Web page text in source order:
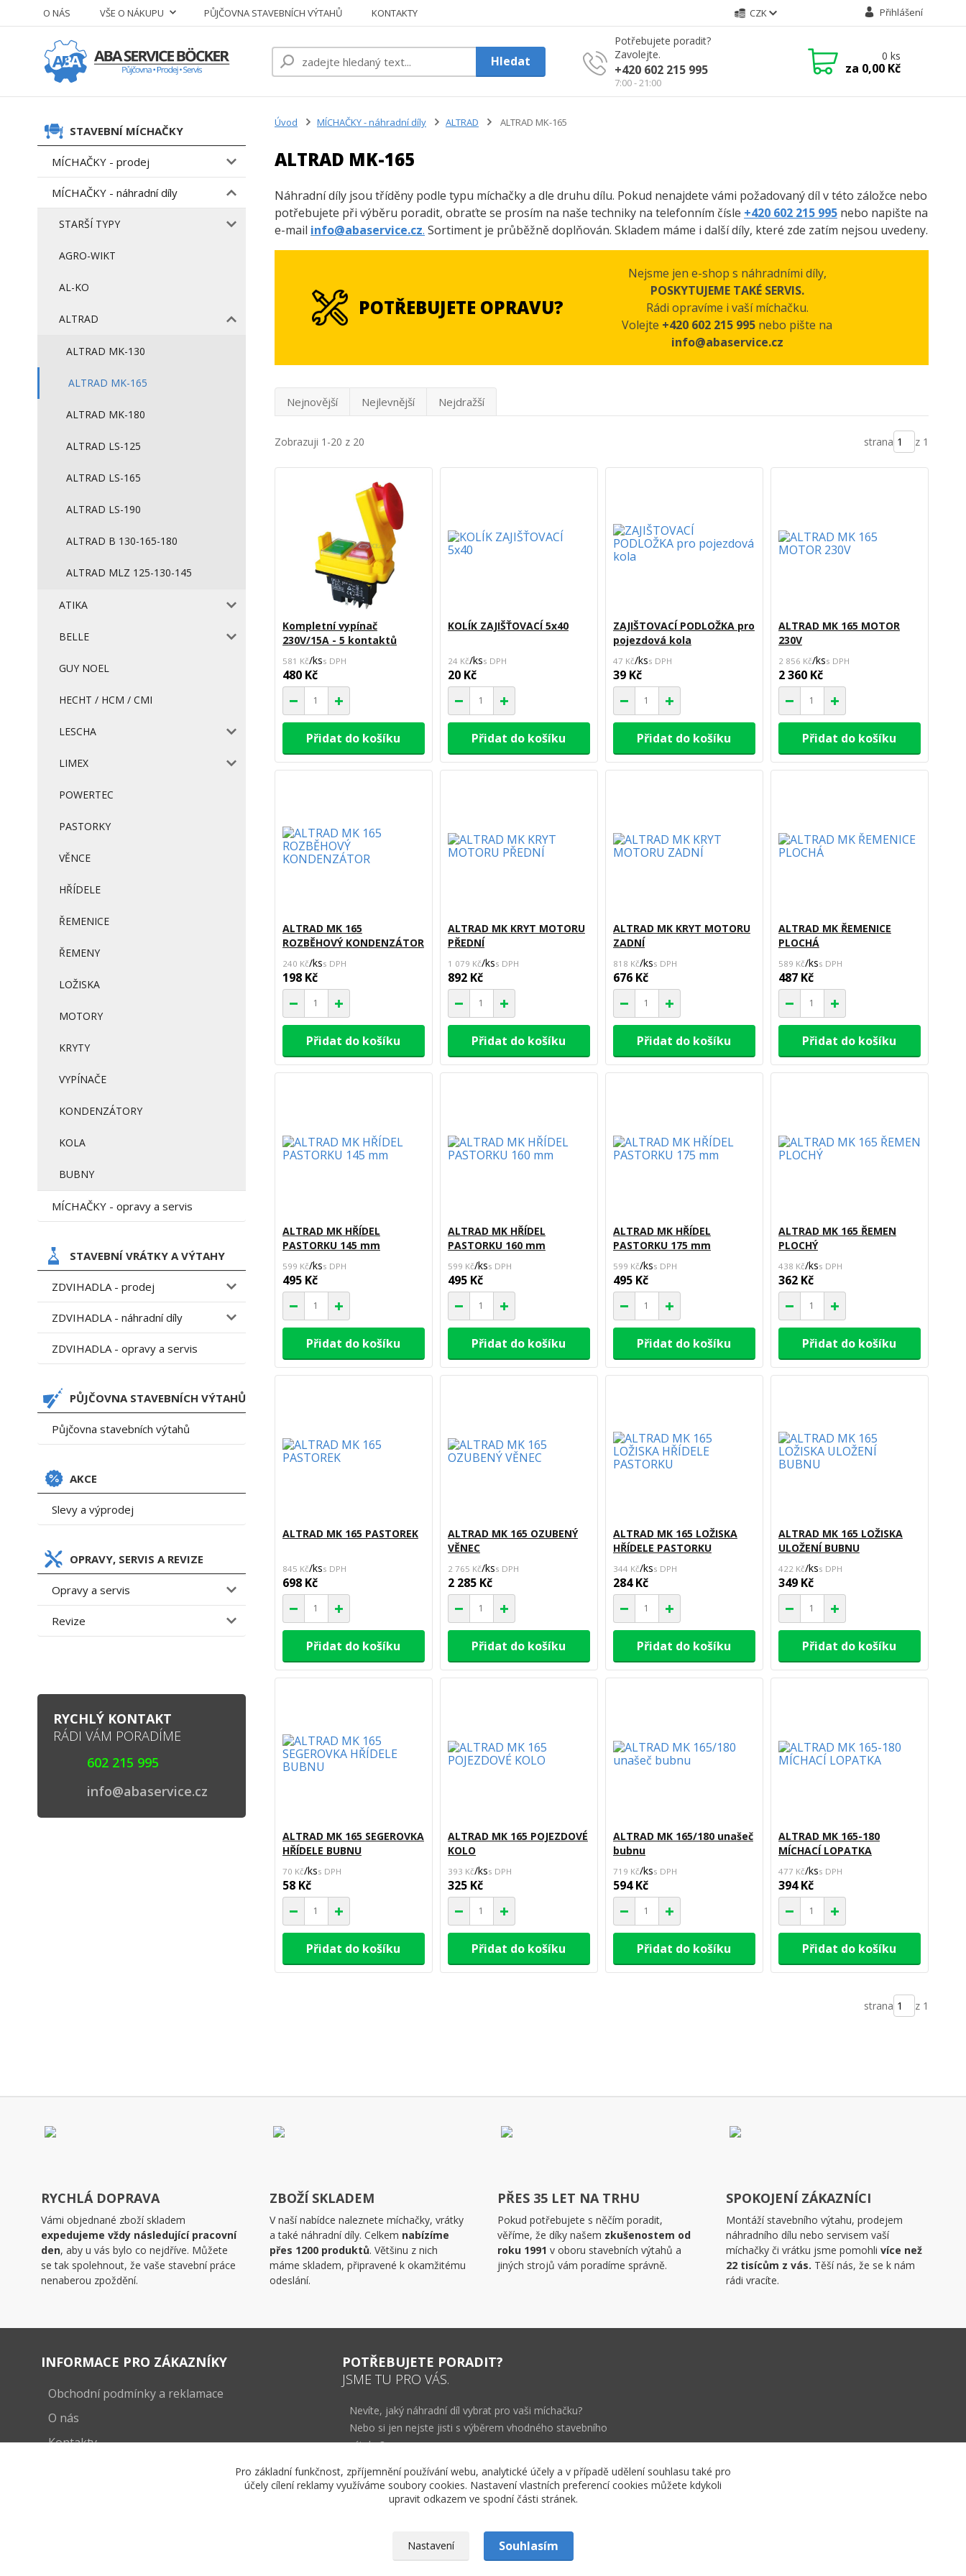
O NÁS VŠE O NÁKUPU PŮJČOVNA STAVEBNÍCH VÝTAHŮ KONTAKTY CZK Přihlášení
Hledat
Potřebujete poradit?
Zavolejte.
+420 602 215 995
7:00 - 21:00
0ks
za 0,00 Kč
STAVEBNÍ MÍCHAČKY
MÍCHAČKY - prodej
MÍCHAČKY - náhradní díly
STARŠÍ TYPY
AGRO-WIKT
AL-KO
ALTRAD
ALTRAD MK-130
ALTRAD MK-165
ALTRAD MK-180
ALTRAD LS-125
ALTRAD LS-165
ALTRAD LS-190
ALTRAD B 130-165-180
ALTRAD MLZ 125-130-145
ATIKA
BELLE
GUY NOEL
HECHT / HCM / CMI
LESCHA
LIMEX
POWERTEC
PASTORKY
VĚNCE
HŘÍDELE
ŘEMENICE
ŘEMENY
LOŽISKA
MOTORY
KRYTY
VYPÍNAČE
KONDENZÁTORY
KOLA
BUBNY
MÍCHAČKY - opravy a servis
STAVEBNÍ VRÁTKY A VÝTAHY
ZDVIHADLA - prodej
ZDVIHADLA - náhradní díly
ZDVIHADLA - opravy a servis
PŮJČOVNA STAVEBNÍCH VÝTAHŮ
Půjčovna stavebních výtahů
AKCE
Slevy a výprodej
OPRAVY, SERVIS A REVIZE
Opravy a servis
Revize
RYCHLÝ KONTAKT
RÁDI VÁM PORADÍME
602 215 995
info@abaservice.cz
Úvod MÍCHAČKY - náhradní díly ALTRAD ALTRAD MK-165
ALTRAD MK-165
Náhradní díly jsou tříděny podle typu míchačky a dle druhu dílu. Pokud nenajdete vámi požadovaný díl v této záložce nebo
potřebujete při výběru poradit, obraťte se prosím na naše techniky na telefonním čísle +420 602 215 995nebo napište na
e-mail info@abaservice.cz. Sortiment je průběžně doplňován. Skladem máme i další díly, které zde zatím nejsou uvedeny.
POTŘEBUJETE OPRAVU?
Nejsme jen e-shop s náhradními díly,
POSKYTUJEME TAKÉ SERVIS.
Rádi opravíme i vaší míchačku.
Volejte +420 602 215 995 nebo pište na
info@abaservice.cz
Nejnovější Nejlevnější Nejdražší
Zobrazuji 1-20 z 20 strana z 1
Kompletní vypínač
230V/15A - 5 kontaktů
581 Kč/ks
480 Kč
Přidat do košíku
KOLÍK ZAJIŠŤOVACÍ 5x40
24 Kč/ks
20 Kč
Přidat do košíku
ZAJIŠTOVACÍ PODLOŽKA pro
pojezdová kola
47 Kč/ks
39 Kč
Přidat do košíku
ALTRAD MK 165 MOTOR
230V
2 856 Kč/ks
2 360 Kč
Přidat do košíku
ALTRAD MK 165
ROZBĚHOVÝ KONDENZÁTOR
240 Kč/ks
198 Kč
Přidat do košíku
ALTRAD MK KRYT MOTORU
PŘEDNÍ
1 079 Kč/ks
892 Kč
Přidat do košíku
ALTRAD MK KRYT MOTORU
ZADNÍ
818 Kč/ks
676 Kč
Přidat do košíku
ALTRAD MK ŘEMENICE
PLOCHÁ
589 Kč/ks
487 Kč
Přidat do košíku
ALTRAD MK HŘÍDEL
PASTORKU 145 mm
599 Kč/ks
495 Kč
Přidat do košíku
ALTRAD MK HŘÍDEL
PASTORKU 160 mm
599 Kč/ks
495 Kč
Přidat do košíku
ALTRAD MK HŘÍDEL
PASTORKU 175 mm
599 Kč/ks
495 Kč
Přidat do košíku
ALTRAD MK 165 ŘEMEN
PLOCHÝ
438 Kč/ks
362 Kč
Přidat do košíku
ALTRAD MK 165 PASTOREK
845 Kč/ks
698 Kč
Přidat do košíku
ALTRAD MK 165 OZUBENÝ
VĚNEC
2 765 Kč/ks
2 285 Kč
Přidat do košíku
ALTRAD MK 165 LOŽISKA
HŘÍDELE PASTORKU
344 Kč/ks
284 Kč
Přidat do košíku
ALTRAD MK 165 LOŽISKA
ULOŽENÍ BUBNU
422 Kč/ks
349 Kč
Přidat do košíku
ALTRAD MK 165 SEGEROVKA
HŘÍDELE BUBNU
70 Kč/ks
58 Kč
Přidat do košíku
ALTRAD MK 165 POJEZDOVÉ
KOLO
393 Kč/ks
325 Kč
Přidat do košíku
ALTRAD MK 165/180 unašeč
bubnu
719 Kč/ks
594 Kč
Přidat do košíku
ALTRAD MK 165-180
MÍCHACÍ LOPATKA
477 Kč/ks
394 Kč
Přidat do košíku
strana z 1
RYCHLÁ DOPRAVA
Vámi objednané zboží skladem
expedujeme vždy následující pracovní
den, aby u vás bylo co nejdříve. Můžete
se tak spolehnout, že vaše stavební práce
nenaberou zpoždění.
ZBOŽÍ SKLADEM
V naší nabídce naleznete míchačky, vrátky
a také náhradní díly. Celkem nabízíme
přes 1200 produktů. Většinu z nich
máme skladem, připravené k okamžitému
odeslání.
PŘES 35 LET NA TRHU
Pokud potřebujete s něčím poradit,
věříme, že díky našem zkušenostem od
roku 1991 v oboru stavebních výtahů a
jiných strojů vám poradíme správně.
SPOKOJENÍ ZÁKAZNÍCI
Montáží stavebního výtahu, prodejem
náhradního dílu nebo servisem vaší
míchačky či vrátku jsme pomohli více než
22 tisícům z vás. Těší nás, že se k nám
rádi vracíte.
INFORMACE PRO ZÁKAZNÍKY
Obchodní podmínky a reklamace
O nás
Kontakty
POTŘEBUJETE PORADIT?
JSME TU PRO VÁS.
Nevíte, jaký náhradní díl vybrat pro vaši míchačku?
Nebo si jen nejste jisti s výběrem vhodného stavebního
výtahu?
+420 602 215 995
info@abaservice.cz
Pro základní funkčnost, zpříjemnění používání webu, analytické účely a v případě udělení souhlasu také pro
účely cílení reklamy využíváme soubory cookies. Nastavení vlastních preferencí cookies můžete kdykoli
upravit odkazem ve spodní části stránek.
Nastavení Souhlasím